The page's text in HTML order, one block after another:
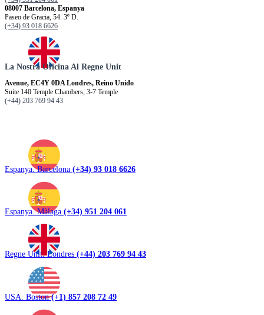
08007 Barcelona, Espanya
Paseo de Gracia, 54. 3º D.
(+34) 93 018 6626
La Nostra Oficina Al Regne Unit
Avenue, EC4Y 0DA Londres, Reino Unido
Suite 140 Temple Chambers, 3-7 Temple
(+44) 203 769 94 43
Espanya. Barcelona (+34) 93 018 6626
Espanya. Màlaga (+34) 951 204 061
Regne Unit. Londres (+44) 203 769 94 43
USA. Boston(+1) 857 208 72 49